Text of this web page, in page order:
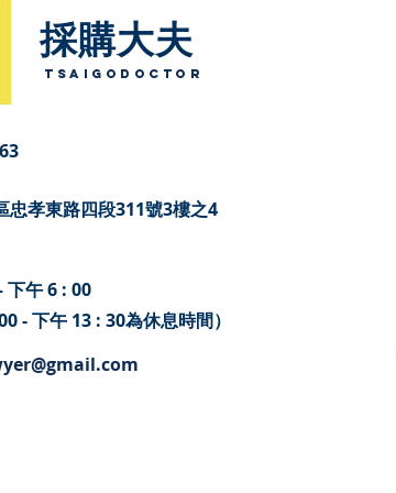
採購大夫​
TsaigoDoctor
忠孝東路四段311號3樓之4
下午 6 : 00
- 下午 13 : 30為休息時間）